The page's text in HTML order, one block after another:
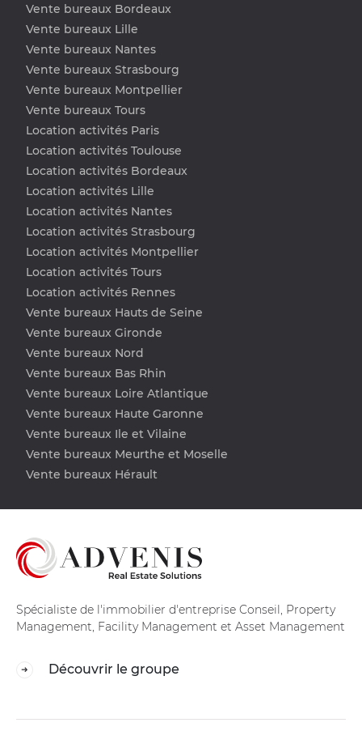
Vente bureaux Bordeaux
Vente bureaux Lille
Vente bureaux Nantes
Vente bureaux Strasbourg
Vente bureaux Montpellier
Vente bureaux Tours
Location activités Paris
Location activités Toulouse
Location activités Bordeaux
Location activités Lille
Location activités Nantes
Location activités Strasbourg
Location activités Montpellier
Location activités Tours
Location activités Rennes
Vente bureaux Hauts de Seine
Vente bureaux Gironde
Vente bureaux Nord
Vente bureaux Bas Rhin
Vente bureaux Loire Atlantique
Vente bureaux Haute Garonne
Vente bureaux Ile et Vilaine
Vente bureaux Meurthe et Moselle
Vente bureaux Hérault
Spécialiste de l'immobilier d'entreprise Conseil, Property
Management, Facility Management et Asset Management
Découvrir le groupe